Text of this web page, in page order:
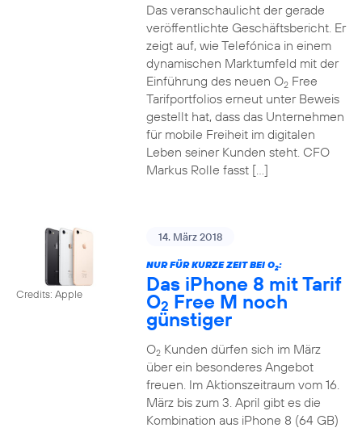
Das veranschaulicht der gerade
veröffentlichte Geschäftsbericht. Er
zeigt auf, wie Telefónica in einem
dynamischen Marktumfeld mit der
Einführung des neuen O2Free
Tarifportfolios erneut unter Beweis
gestellt hat, dass das Unternehmen
für mobile Freiheit im digitalen
Leben seiner Kunden steht. CFO
Markus Rolle fasst […]
Credits: Apple
14. März 2018
NUR FÜR KURZE ZEIT BEI O2:
Das iPhone 8 mit Tarif
O2 Free M noch
günstiger
O2Kunden dürfen sich im März
über ein besonderes Angebot
freuen. Im Aktionszeitraum vom 16.
März bis zum 3. April gibt es die
Kombination aus iPhone 8 (64 GB)